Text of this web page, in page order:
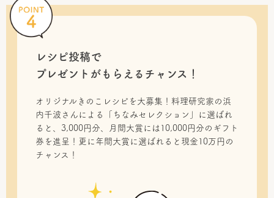
レシピ投稿で
プレゼントがもらえるチャンス！
オリジナルきのこレシピを大募集！料理研究家の浜
内千波さんによる「ちなみセレクション」に選ばれ
ると、3,000円分、月間大賞には10,000円分のギフト
券を進呈！更に年間大賞に選ばれると現金10万円の
チャンス！